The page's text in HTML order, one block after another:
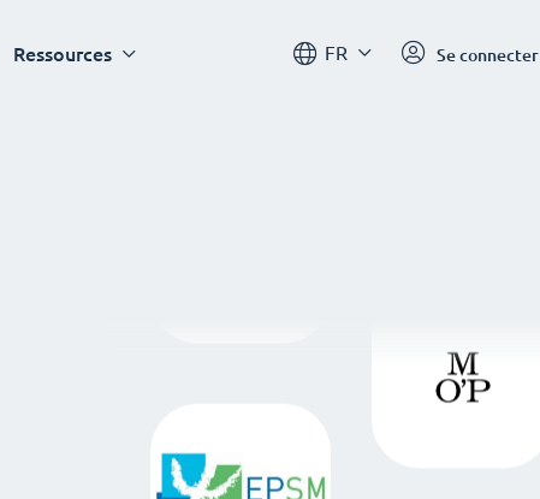
Ressources FR Se connecter